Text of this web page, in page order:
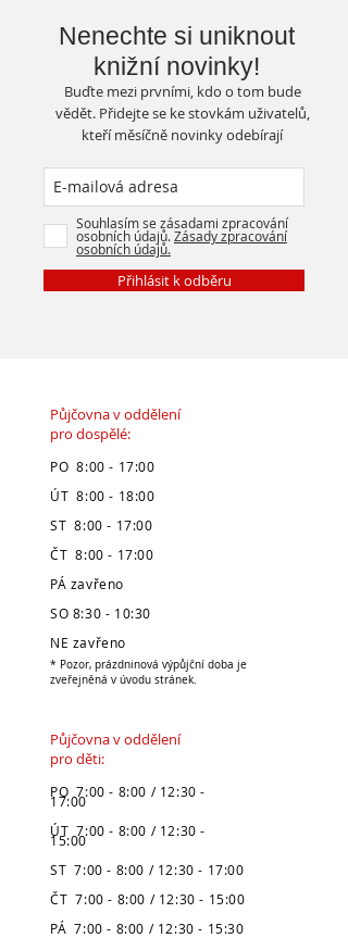
Nenechte si uniknout
knižní novinky!
Buďte mezi prvními, kdo o tom bude
vědět. Přidejte se ke stovkám uživatelů,
kteří měsíčně novinky odebírají
Souhlasím se zásadami zpracování
osobních údajů.Zásady zpracování
osobních údajů.
Přihlásit k odběru
Půjčovna v oddělení
pro dospělé:
PO 8:00 - 17:00
ÚT 8:00 - 18:00
ST 8:00 - 17:00
ČT 8:00 - 17:00
PÁ zavřeno
SO 8:30 - 10:30
NE zavřeno
* Pozor, prázdninová výpůjční doba je
zveřejněná v úvodu stránek.
Půjčovna v oddělení
pro děti:
PO 7:00 - 8:00 / 12:30 -
17:00
ÚT 7:00 - 8:00 / 12:30 -
15:00
ST 7:00 - 8:00 / 12:30 - 17:00
ČT 7:00 - 8:00 / 12:30 - 15:00
PÁ 7:00 - 8:00 / 12:30 - 15:30